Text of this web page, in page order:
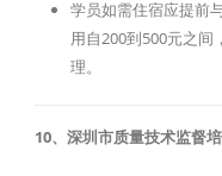
学员如需住宿应提前
用自200到500元之间
理。
10、深圳市质量技术监督